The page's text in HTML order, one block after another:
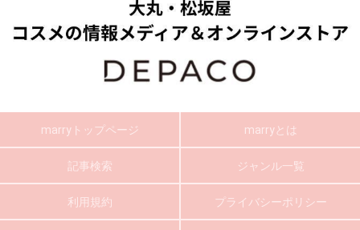
marryトップページ marryとは
記事検索 ジャンル一覧
利用規約 プライバシーポリシー